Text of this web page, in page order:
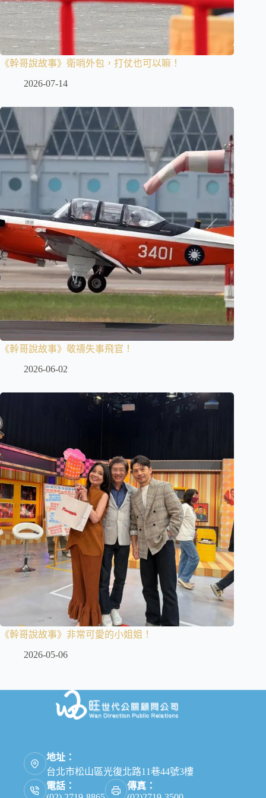
《幹哥說故事》衛哨外包，打仗也可以嘛！
2026-07-14
《幹哥說故事》敬禱失事飛官！
2026-06-02
《幹哥說故事》非常可愛的小姐姐！
2026-05-06
地址：
台北市松山區光復北路11巷44號3樓
電話：
傳真：